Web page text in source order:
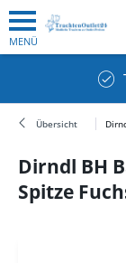
MENÜ
Übersicht
Dirndl BH
Spitze